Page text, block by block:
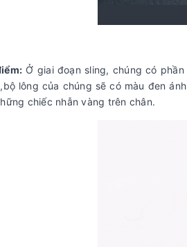
Ở giai đoạn sling, chúng có
lông của chúng sẽ có màu đen
chiếc nhẫn vàng trên chân.